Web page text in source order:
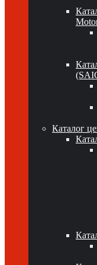
Каталог